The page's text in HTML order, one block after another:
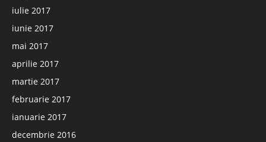
iulie 2017
iunie 2017
mai 2017
aprilie 2017
martie 2017
februarie 2017
ianuarie 2017
decembrie 2016